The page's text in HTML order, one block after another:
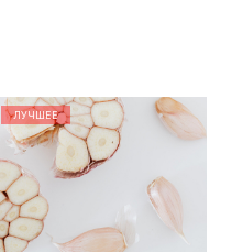
ЛУЧШЕЕ